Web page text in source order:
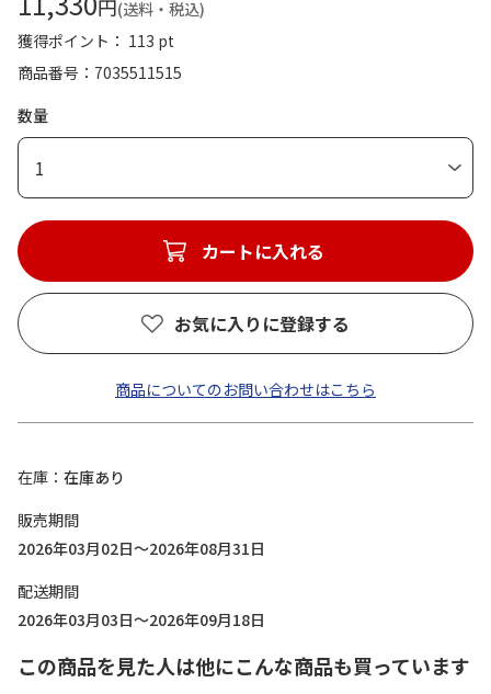
円(送料・税込)
獲得ポイント： 113 pt
商品番号
7035511515
数量
1
カートに入れる
お気に入りに登録する
商品についてのお問い合わせはこちら
在庫
在庫あり
販売期間
2026年03月02日～2026年08月31日
配送期間
2026年03月03日～2026年09月18日
この商品を見た人は他にこんな商品も買っています